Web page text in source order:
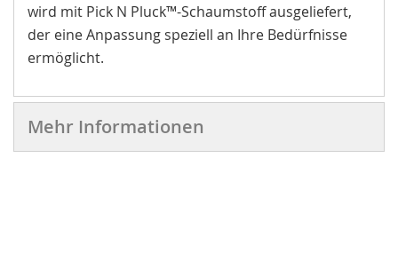
wird mit Pick N Pluck™-Schaumstoff ausgeliefert,
der eine Anpassung speziell an Ihre Bedürfnisse
ermöglicht.
Mehr Informationen